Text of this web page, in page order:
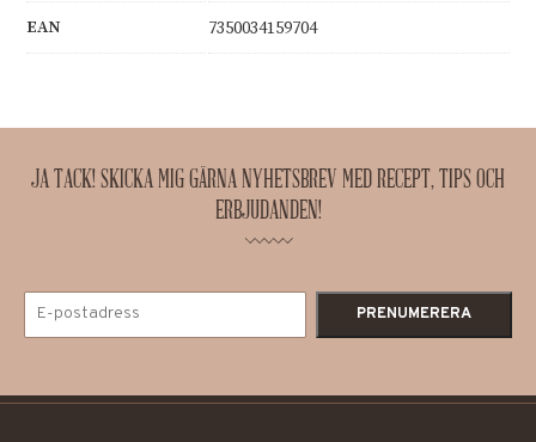
EAN
7350034159704
JA TACK! SKICKA MIG GÄRNA NYHETSBREV MED RECEPT, TIPS OCH
ERBJUDANDEN!